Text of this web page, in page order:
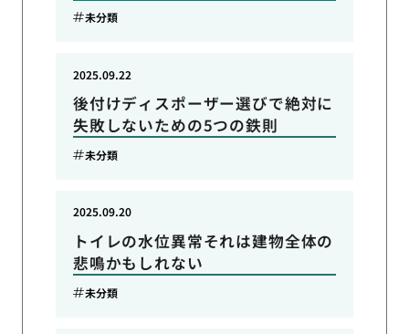
未分類
後付けディスポーザー選びで絶対に
失敗しないための5つの鉄則
2025.09.22
未分類
トイレの水位異常それは建物全体の
悲鳴かもしれない
2025.09.20
未分類